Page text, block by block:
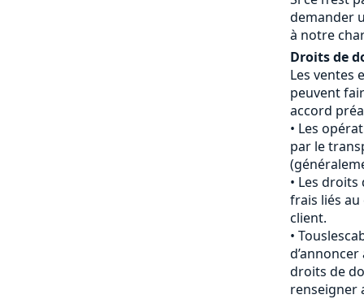
demander
à notre
Droits de
Les ventes
peuvent
accord
Les
par le
Les droits
frais liés
client.
droits de
renseigner